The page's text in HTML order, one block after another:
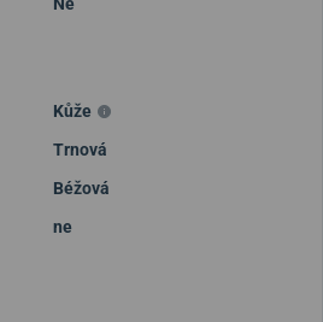
Ne
Kůže
Trnová
Béžová
ne